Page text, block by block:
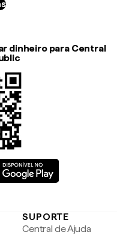
dinheiro para Central
SUPORTE
Central de Ajuda